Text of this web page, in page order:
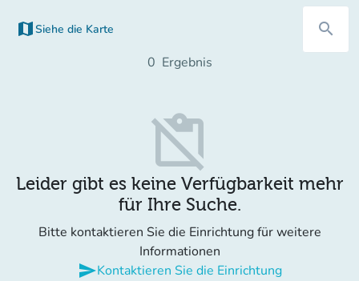
map Siehe die Karte search
0 Ergebnis
content_paste_off
Leider gibt es keine Verfügbarkeit mehr
für Ihre Suche.
Bitte kontaktieren Sie die Einrichtung für weitere
Informationen
sendKontaktieren Sie die Einrichtung